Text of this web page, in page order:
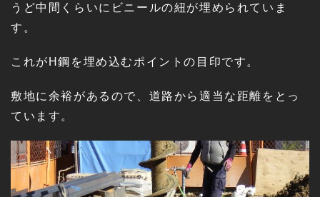
うど中間くらいにビニールの紐が埋められていま
す。
これがH鋼を埋め込むポイントの目印です。
敷地に余裕があるので、道路から適当な距離をとっ
ています。